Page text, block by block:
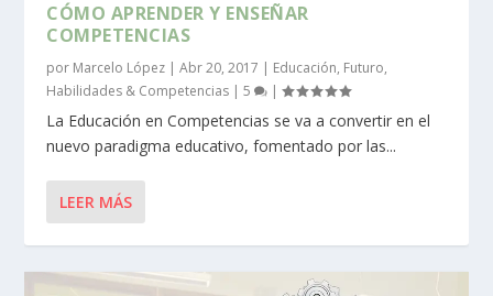
CÓMO APRENDER Y ENSEÑAR
COMPETENCIAS
por Marcelo López |Abr 20, 2017 | Educación, Futuro,
Habilidades & Competencias |5 |
La Educación en Competencias se va a convertir en el
nuevo paradigma educativo, fomentado por las...
LEER MÁS